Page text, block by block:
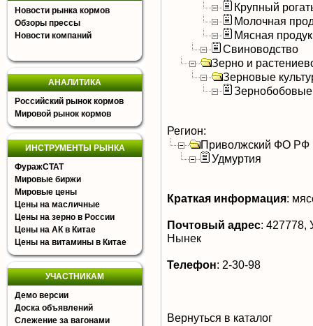
Новости рынка кормов
Обзоры прессы
Новости компаний
АНАЛИТИКА
Российский рынок кормов
Мировой рынок кормов
ИНСТРУМЕНТЫ РЫНКА
ФуражСТАТ
Мировые биржи
Мировые цены
Цены на масличные
Цены на зерно в России
Цены на АК в Китае
Цены на витамины в Китае
УЧАСТНИКАМ
Демо версии
Доска объявлений
Слежение за вагонами
Крупный
Молочная
Мясная
Свиноводство
Зерно и
Зерновые
Зернобобовые
Регион:
Приволжский ФО РФ
Удмуртия
Краткая информация:
Почтовый адрес: 427778,
Нынек
Телефон: 2-30-98
Вернуться в каталог